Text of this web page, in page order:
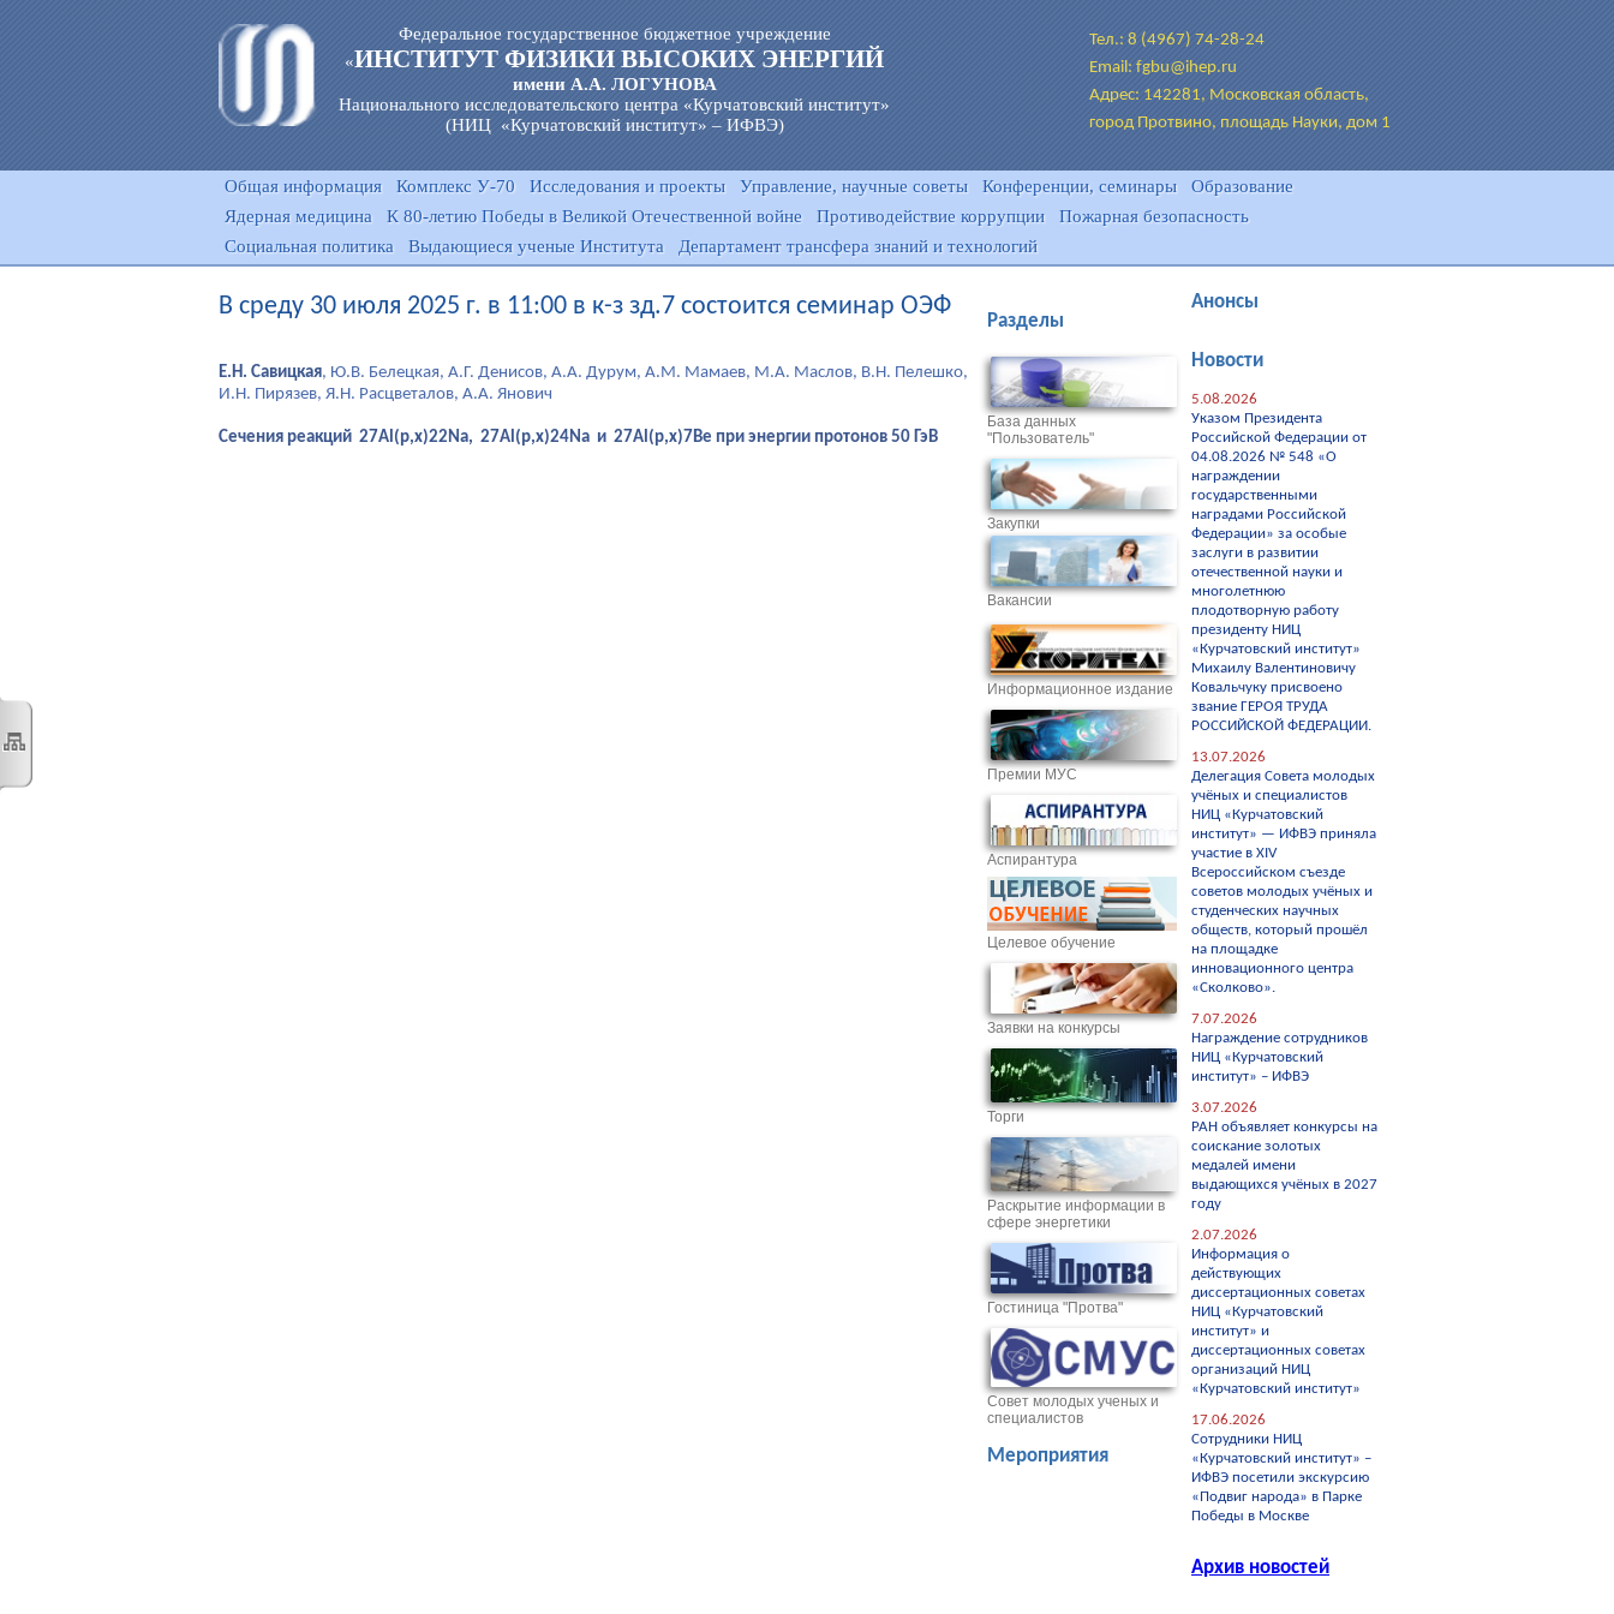
Федеральное государственное бюджетное учреждение
«ИНСТИТУТ ФИЗИКИ ВЫСОКИХ ЭНЕРГИЙ
имени А.А. ЛОГУНОВА
Национального исследовательского центра «Курчатовский институт»
(НИЦ «Курчатовский институт» – ИФВЭ)
Тел.: 8 (4967) 74-28-24
Email: fgbu@ihep.ru
Адрес: 142281, Московская область,
город Протвино, площадь Науки, дом 1
Общая информация Комплекс У-70 Исследования и проекты Управление, научные советы Конференции, семинары
Образование
Ядерная медицина
К 80-летию Победы в Великой Отечественной войне Противодействие коррупции
Пожарная безопасность
Социальная политика
Выдающиеся ученые Института Департамент трансфера знаний и технологий
В среду 30 июля 2025 г. в 11:00 в к-з зд.7 состоится семинар ОЭФ
Е.Н. Савицкая, Ю.В. Белецкая, А.Г. Денисов, А.А. Дурум, А.М. Мамаев, М.А. Маслов, В.Н. Пелешко,
И.Н. Пирязев, Я.Н. Расцветалов, А.А. Янович
Сечения реакций 27Al(р,x)22Na, 27Al(р,x)24Na и 27Al(р,x)7Be при энергии протонов 50 ГэВ
Разделы
База данных
"Пользователь"
Закупки
Вакансии
Информационное издание
Премии МУС
Аспирантура
Целевое обучение
Заявки на конкурсы
Торги
Раскрытие информации в
сфере энергетики
Гостиница "Протва"
Совет молодых ученых и
специалистов
Мероприятия
Анонсы
Новости
5.08.2026
Указом Президента
Российской Федерации от
04.08.2026 № 548 «О
награждении
государственными
наградами Российской
Федерации» за особые
заслуги в развитии
отечественной науки и
многолетнюю
плодотворную работу
президенту НИЦ
«Курчатовский институт»
Михаилу Валентиновичу
Ковальчуку присвоено
звание ГЕРОЯ ТРУДА
РОССИЙСКОЙ ФЕДЕРАЦИИ.
13.07.2026
Делегация Совета молодых
учёных и специалистов
НИЦ «Курчатовский
институт» — ИФВЭ приняла
участие в XIV
Всероссийском съезде
советов молодых учёных и
студенческих научных
обществ, который прошёл
на площадке
инновационного центра
«Сколково».
7.07.2026
Награждение сотрудников
НИЦ «Курчатовский
институт» – ИФВЭ
3.07.2026
РАН объявляет конкурсы на
соискание золотых
медалей имени
выдающихся учёных в 2027
году
2.07.2026
Информация о
действующих
диссертационных советах
НИЦ «Курчатовский
институт» и
диссертационных советах
организаций НИЦ
«Курчатовский институт»
17.06.2026
Сотрудники НИЦ
«Курчатовский институт» –
ИФВЭ посетили экскурсию
«Подвиг народа» в Парке
Победы в Москве
Архив новостей